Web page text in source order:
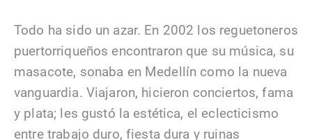
Todo ha sido un azar. En 2002 los reguetoneros
puertorriqueños encontraron que su música, su
masacote, sonaba en Medellín como la nueva
vanguardia. Viajaron, hicieron conciertos, fama
y plata; les gustó la estética, el eclecticismo
entre trabajo duro, fiesta dura y ruinas